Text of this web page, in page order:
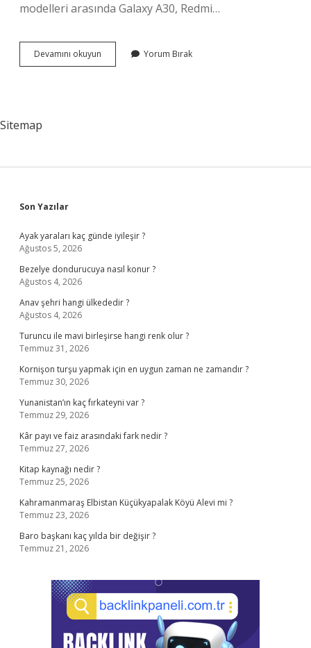
modelleri arasında Galaxy A30, Redmi…
Devamını okuyun Öğrencilere
Vergisiz
Yorum Bırak
Sitemap
Sidebar
Son Yazılar
Ayak yaraları kaç günde iyileşir ?
Ağustos 5, 2026
Bezelye dondurucuya nasıl konur ?
Ağustos 4, 2026
Anav şehri hangi ülkededir ?
Ağustos 4, 2026
Turuncu ile mavi birleşirse hangi renk olur ?
Temmuz 31, 2026
Kornişon turşu yapmak için en uygun zaman ne zamandır ?
Temmuz 30, 2026
Yunanistan’ın kaç fırkateyni var ?
Temmuz 29, 2026
Kâr payı ve faiz arasındaki fark nedir ?
Temmuz 27, 2026
Kitap kaynağı nedir ?
Temmuz 25, 2026
Kahramanmaraş Elbistan Küçükyapalak Köyü Alevi mi ?
Temmuz 23, 2026
Baro başkanı kaç yılda bir değişir ?
Temmuz 21, 2026